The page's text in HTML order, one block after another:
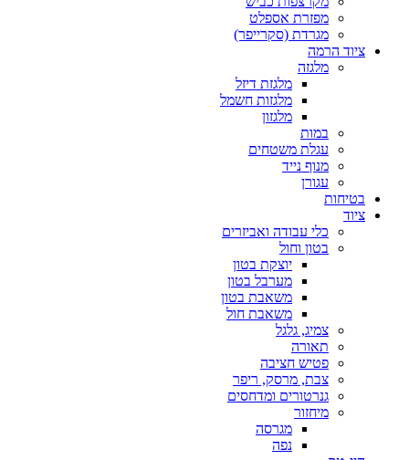
מפזרת אספלט
מגרדת (סקרייפר)
ציוד הרמה
מלגזה
מלגזת דיזל
מלגזות חשמל
מלגזון
במות
עגלת משטחים
מנוף נייד
עגורן
בטיחות
ציוד
כלי עבודה ואביזרים
בטון וחול
יוצקת בטון
מערבל בטון
משאבת בטון
משאבת חול
צמיג, גלגל
תאורה
פטיש חציבה
צבת, מרסק, ריפר
גנרטורים ומדחסים
מיחזור
מגרסה
נפה